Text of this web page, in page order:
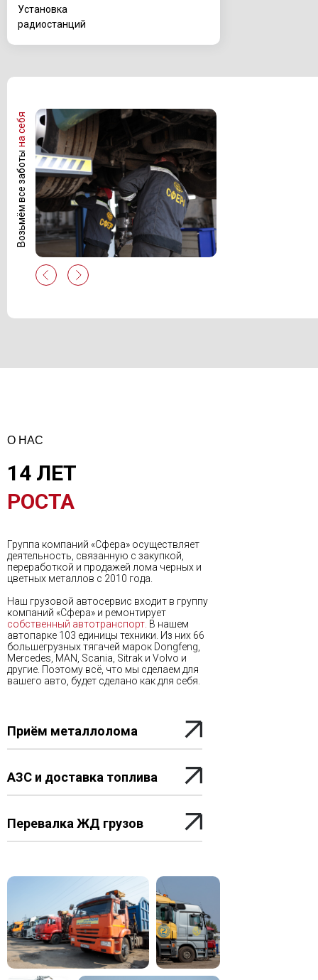
Возьмём все заботы
на себя
Установка
радиостанций
О НАС
РОСТА
14 ЛЕТ
Группа компаний «Сфера» осуществляет
деятельность, связанную с закупкой,
переработкой и продажей лома черных и
цветных металлов с 2010 года.
Наш грузовой автосервис входит в группу
компаний «Сфера» и ремонтирует
собственный автотранспорт. В нашем
автопарке 103 единицы техники. Из них 66
большегрузных тягачей марок Dongfeng,
Mercedes, MAN, Scania, Sitrak и Volvo и
другие. Поэтому всё, что мы сделаем для
вашего авто, будет сделано как для себя.
АЗС и доставка топлива
Перевалка ЖД грузов
Приём металлолома